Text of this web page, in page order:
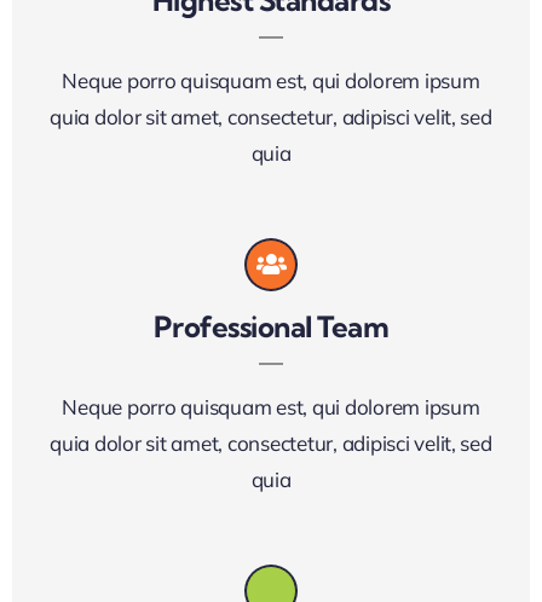
Neque porro quisquam est, qui dolorem ipsum
quia dolor sit amet, consectetur, adipisci velit, sed
quia
Professional Team
Neque porro quisquam est, qui dolorem ipsum
quia dolor sit amet, consectetur, adipisci velit, sed
quia